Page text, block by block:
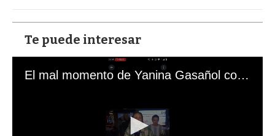
Te puede interesar
El mal momento de Yanina Gasañol con un hincha argentino en "Subrayado"